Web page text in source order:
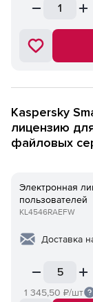
Kaspersky
лицензию
файловых
Электронная
пользователей
KL4546RAEFW
Доставка
1 345,50 ₽/шт